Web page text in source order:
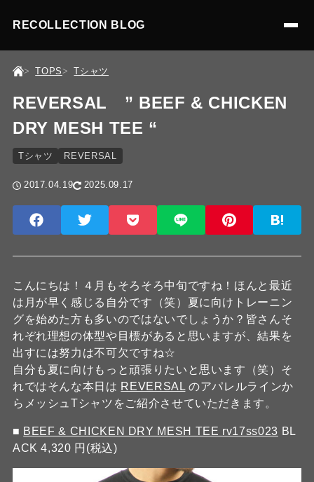
RECOLLECTION BLOG
TOPS Tシャツ
REVERSAL ” BEEF & CHICKEN
DRY MESH TEE “
Tシャツ REVERSAL
2017.04.19 2025.09.17
こんにちは！４月もそろそろ中旬ですね！ほんと最近
は月が早く感じる自分です（笑）夏に向けトレーニン
グを始めた方も多いのではないでしょうか？皆さんそ
れぞれ理想の体型や目標があると思いますが、結果を
出すには努力は不可欠ですね☆
自分も夏に向けもっと頑張りたいと思います（笑）そ
れではそんな本日は REVERSAL のアパレルラインか
らメッシュTシャツをご紹介させていただきます。
■ BEEF & CHICKEN DRY MESH TEE rv17ss023 BL
ACK 4,320 円(税込)